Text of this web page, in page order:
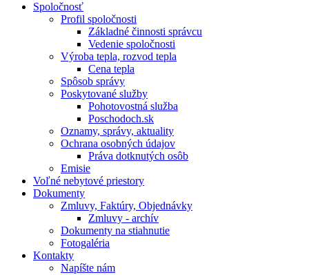
Spoločnosť
Profil spoločnosti
Základné činnosti správcu
Vedenie spoločnosti
Výroba tepla, rozvod tepla
Cena tepla
Spôsob správy
Poskytované služby
Pohotovostná služba
Poschodoch.sk
Oznamy, správy, aktuality
Ochrana osobných údajov
Práva dotknutých osôb
Emisie
Voľné nebytové priestory
Dokumenty
Zmluvy, Faktúry, Objednávky
Zmluvy - archív
Dokumenty na stiahnutie
Fotogaléria
Kontakty
Napíšte nám